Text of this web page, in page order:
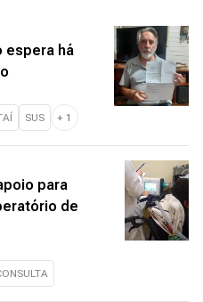
espera há
SUS + 1
para
de